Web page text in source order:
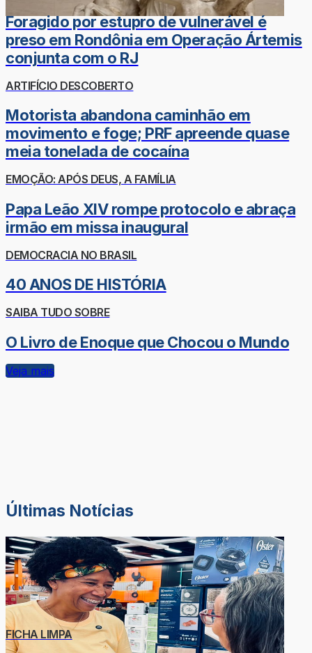
Foragido por estupro de vulnerável é
preso em Rondônia em Operação Ártemis
conjunta com o RJ
ARTIFÍCIO DESCOBERTO
Motorista abandona caminhão em
movimento e foge; PRF apreende quase
meia tonelada de cocaína
EMOÇÃO: APÓS DEUS, A FAMÍLIA
Papa Leão XIV rompe protocolo e abraça
irmão em missa inaugural
DEMOCRACIA NO BRASIL
40 ANOS DE HISTÓRIA
SAIBA TUDO SOBRE
O Livro de Enoque que Chocou o Mundo
Veja mais
Últimas Notícias
FICHA LIMPA